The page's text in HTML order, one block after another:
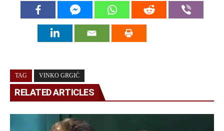
TAG VINKO GRGIĆ
RELATED ARTICLES